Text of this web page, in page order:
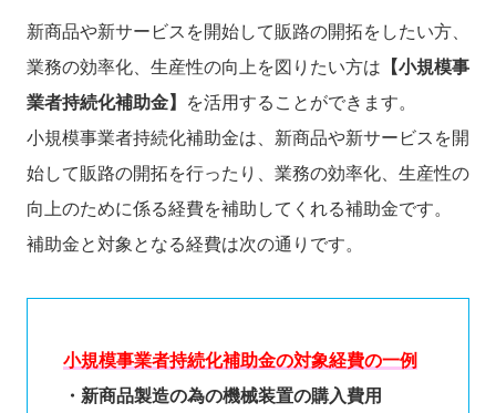
新商品や新サービスを開始して販路の開拓をしたい方、
業務の効率化、生産性の向上を図りたい方は 【小規模事
業者持続化補助金】
を活用することができます。
小規模事業者持続化補助金は、新商品や新サービスを開
始して販路の開拓を行ったり、業務の効率化、生産性の
向上のために係る経費を補助してくれる補助金です。
補助金と対象となる経費は次の通りです。
小規模事業者持続化補助金の対象経費の一例
・新商品製造の為の機械装置の購入費用